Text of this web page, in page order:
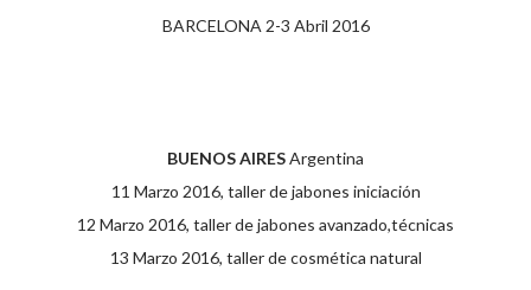
BARCELONA 2-3 Abril 2016
BUENOS AIRESArgentina
11 Marzo 2016, taller de jabones iniciación
12 Marzo 2016, taller de jabones avanzado,técnicas
13 Marzo 2016, taller de cosmética natural